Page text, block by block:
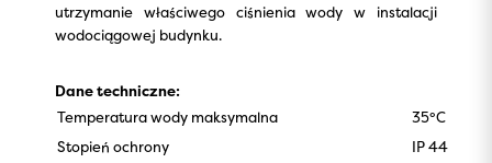
utrzymanie właściwego ciśnienia wody w instalacji
wodociągowej budynku.
Dane techniczne:
Temperatura wody maksymalna
35°C
Stopień ochrony
IP 44